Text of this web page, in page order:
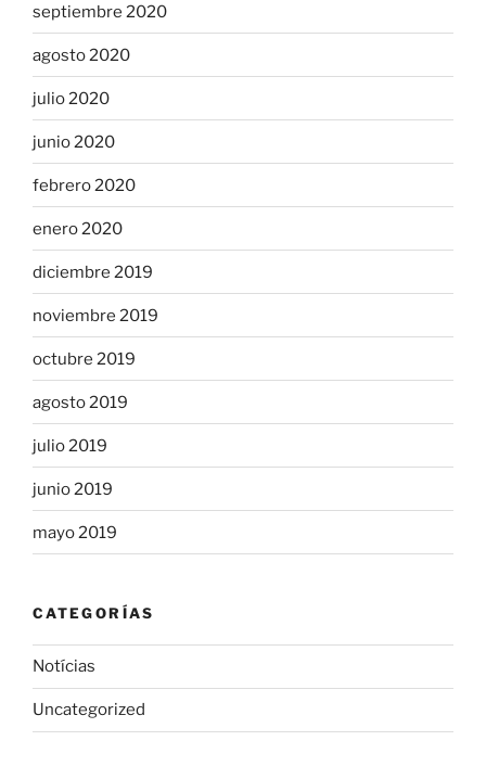
septiembre 2020
agosto 2020
julio 2020
junio 2020
febrero 2020
enero 2020
diciembre 2019
noviembre 2019
octubre 2019
agosto 2019
julio 2019
junio 2019
mayo 2019
CATEGORÍAS
Notícias
Uncategorized